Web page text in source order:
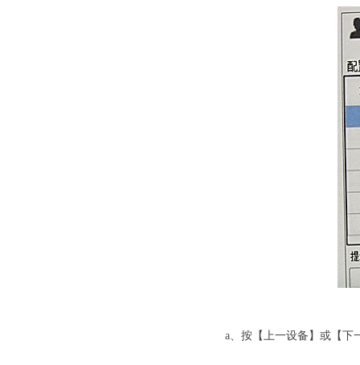
a、按【上一设备】或【下